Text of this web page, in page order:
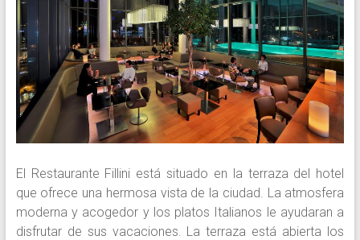
El Restaurante Fillini está situado en la terraza del hotel
que ofrece una hermosa vista de la ciudad. La atmosfera
moderna y acogedor y los platos Italianos le ayudaran a
disfrutar de sus vacaciones. La terraza está abierta los